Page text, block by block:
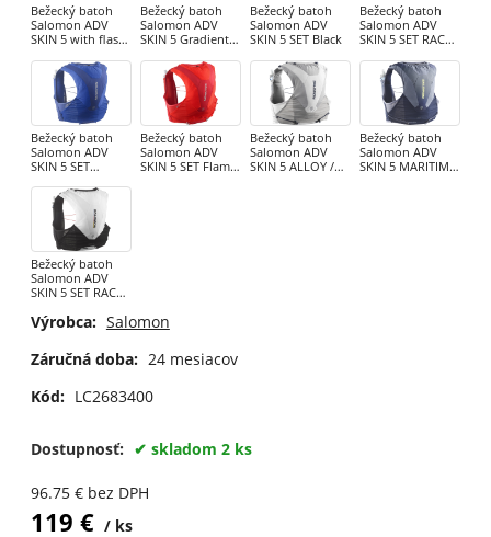
Bežecký batoh
Salomon ADV
SKIN 5 with flasks
Ebony
Bežecký batoh
Salomon ADV
SKIN 5 Gradient
Castel
Bežecký batoh
Salomon ADV
SKIN 5 SET Black
Bežecký batoh
Salomon ADV
SKIN 5 SET RACE
CASTELROCK/ALL
OY/NEON FLA
Bežecký batoh
Salomon ADV
SKIN 5 SET
BLUE/Limoges
Bežecký batoh
Salomon ADV
SKIN 5 SET Flame
Bežecký batoh
Salomon ADV
SKIN 5 ALLOY /
Bežecký batoh
Salomon ADV
SKIN 5 MARITIME
Bežecký batoh
Salomon ADV
SKIN 5 SET RACE
White
Výrobca: Salomon
Záručná doba: 24 mesiacov
Kód: LC2683400
Dostupnosť: skladom 2 ks
96.75€ bez DPH
119 €
ks